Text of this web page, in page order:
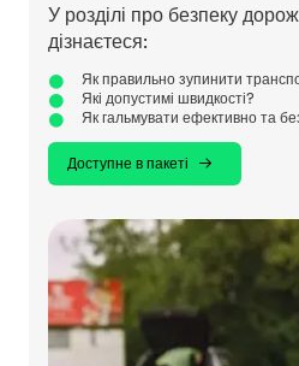
У розділі про безпеку
дізнаєтеся:
Як правильно зупинити
Які допустимі швидкості?
Як гальмувати ефективно та
Доступне в пакеті